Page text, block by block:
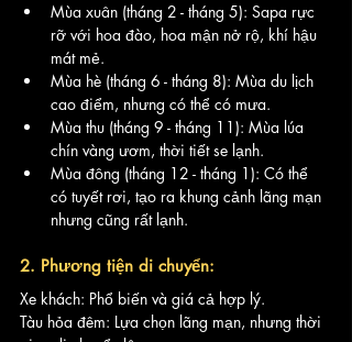
Mùa xuân (tháng 2 - tháng 5): Sapa rực
rỡ với hoa đào, hoa mận nở rộ, khí hậu
mát mẻ.
Mùa hè (tháng 6 - tháng 8): Mùa du lịch
cao điểm, nhưng có thể có mưa.
Mùa thu (tháng 9 - tháng 11): Mùa lúa
chín vàng ươm, thời tiết se lạnh.
Mùa đông (tháng 12 - tháng 1): Có thể
có tuyết rơi, tạo ra khung cảnh lãng mạn
nhưng cũng rất lạnh.
2. Phương tiện di chuyển:
Xe khách: Phổ biến và giá cả hợp lý.
Tàu hỏa đêm: Lựa chọn lãng mạn, nhưng thời